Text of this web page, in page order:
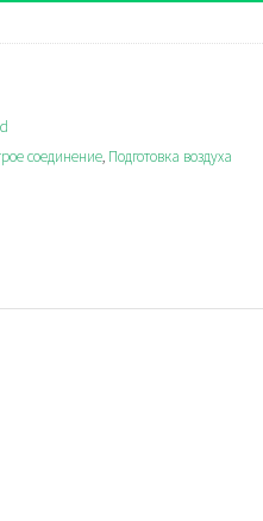
соединение, Подготовка воздуха